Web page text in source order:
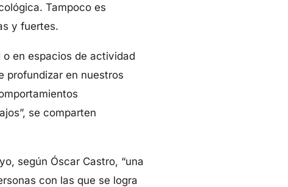
Tampoco es
y fuertes.
en espacios de actividad
profundizar en nuestros
se comparten
según Óscar Castro, “una
con las que se logra